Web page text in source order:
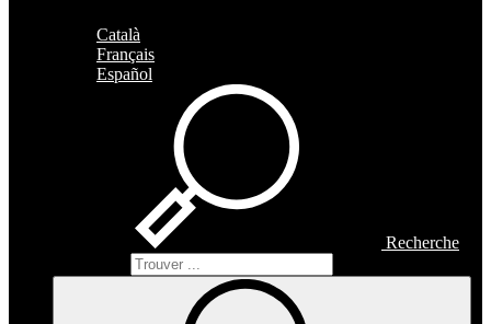
Català
Français
Español
Recherche